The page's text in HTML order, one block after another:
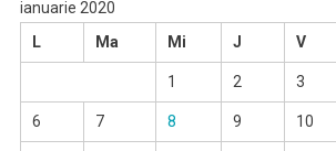
ianuarie 2020
L
Ma Mi J V
1 2 3
6 7 8 9 10